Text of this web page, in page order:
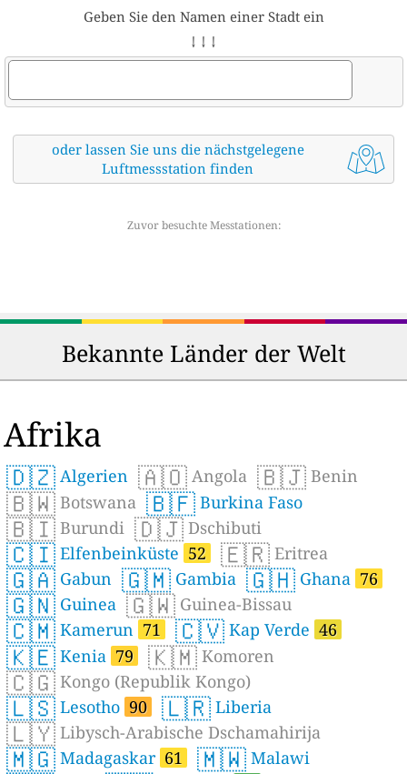
Geben Sie den Namen einer Stadt ein
↓ ↓ ↓
oder lassen Sie uns die nächstgelegene
Luftmessstation finden
Zuvor besuchte Messtationen:
Bekannte Länder der Welt
Afrika
🇩🇿 Algerien 🇦🇴 Angola 🇧🇯 Benin
🇧🇼 Botswana 🇧🇫 Burkina Faso
🇧🇮 Burundi 🇩🇯 Dschibuti
🇨🇮 Elfenbeinküste 52 🇪🇷 Eritrea
🇬🇦 Gabun 🇬🇲 Gambia 🇬🇭 Ghana 76
🇬🇳 Guinea 🇬🇼 Guinea-Bissau
🇨🇲 Kamerun 71 🇨🇻 Kap Verde 46
🇰🇪 Kenia 79 🇰🇲 Komoren
🇨🇬 Kongo (Republik Kongo)
🇱🇸 Lesotho 90 🇱🇷 Liberia
🇱🇾 Libysch-Arabische Dschamahirija
🇲🇬 Madagaskar 61 🇲🇼 Malawi